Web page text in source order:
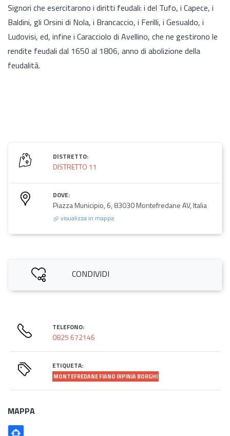
Signori che esercitarono i diritti feudali: i del Tufo, i Capece, i
Baldini, gli Orsini di Nola, i Brancaccio, i Ferilli, i Gesualdo, i
Ludovisi, ed, infine i Caracciolo di Avellino, che ne gestirono le
rendite feudali dal 1650 al 1806, anno di abolizione della
feudalità.
DISTRETTO:
DISTRETTO 11
DOVE:
Piazza Municipio, 6, 83030 Montefredane AV, Italia
visualizza in mappa
CONDIVIDI
TELEFONO:
0825 672146
ETIQUETA:
MONTEFREDANE FIANO IRPINIA BORGHI
MAPPA
Poligono